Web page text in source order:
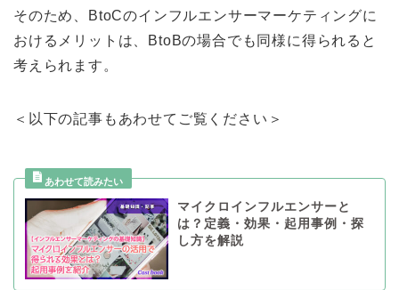
そのため、BtoCのインフルエンサーマーケティングに
おけるメリットは、BtoBの場合でも同様に得られると
考えられます。
＜以下の記事もあわせてご覧ください＞
マイクロインフルエンサーと
は？定義・効果・起用事例・探
し方を解説